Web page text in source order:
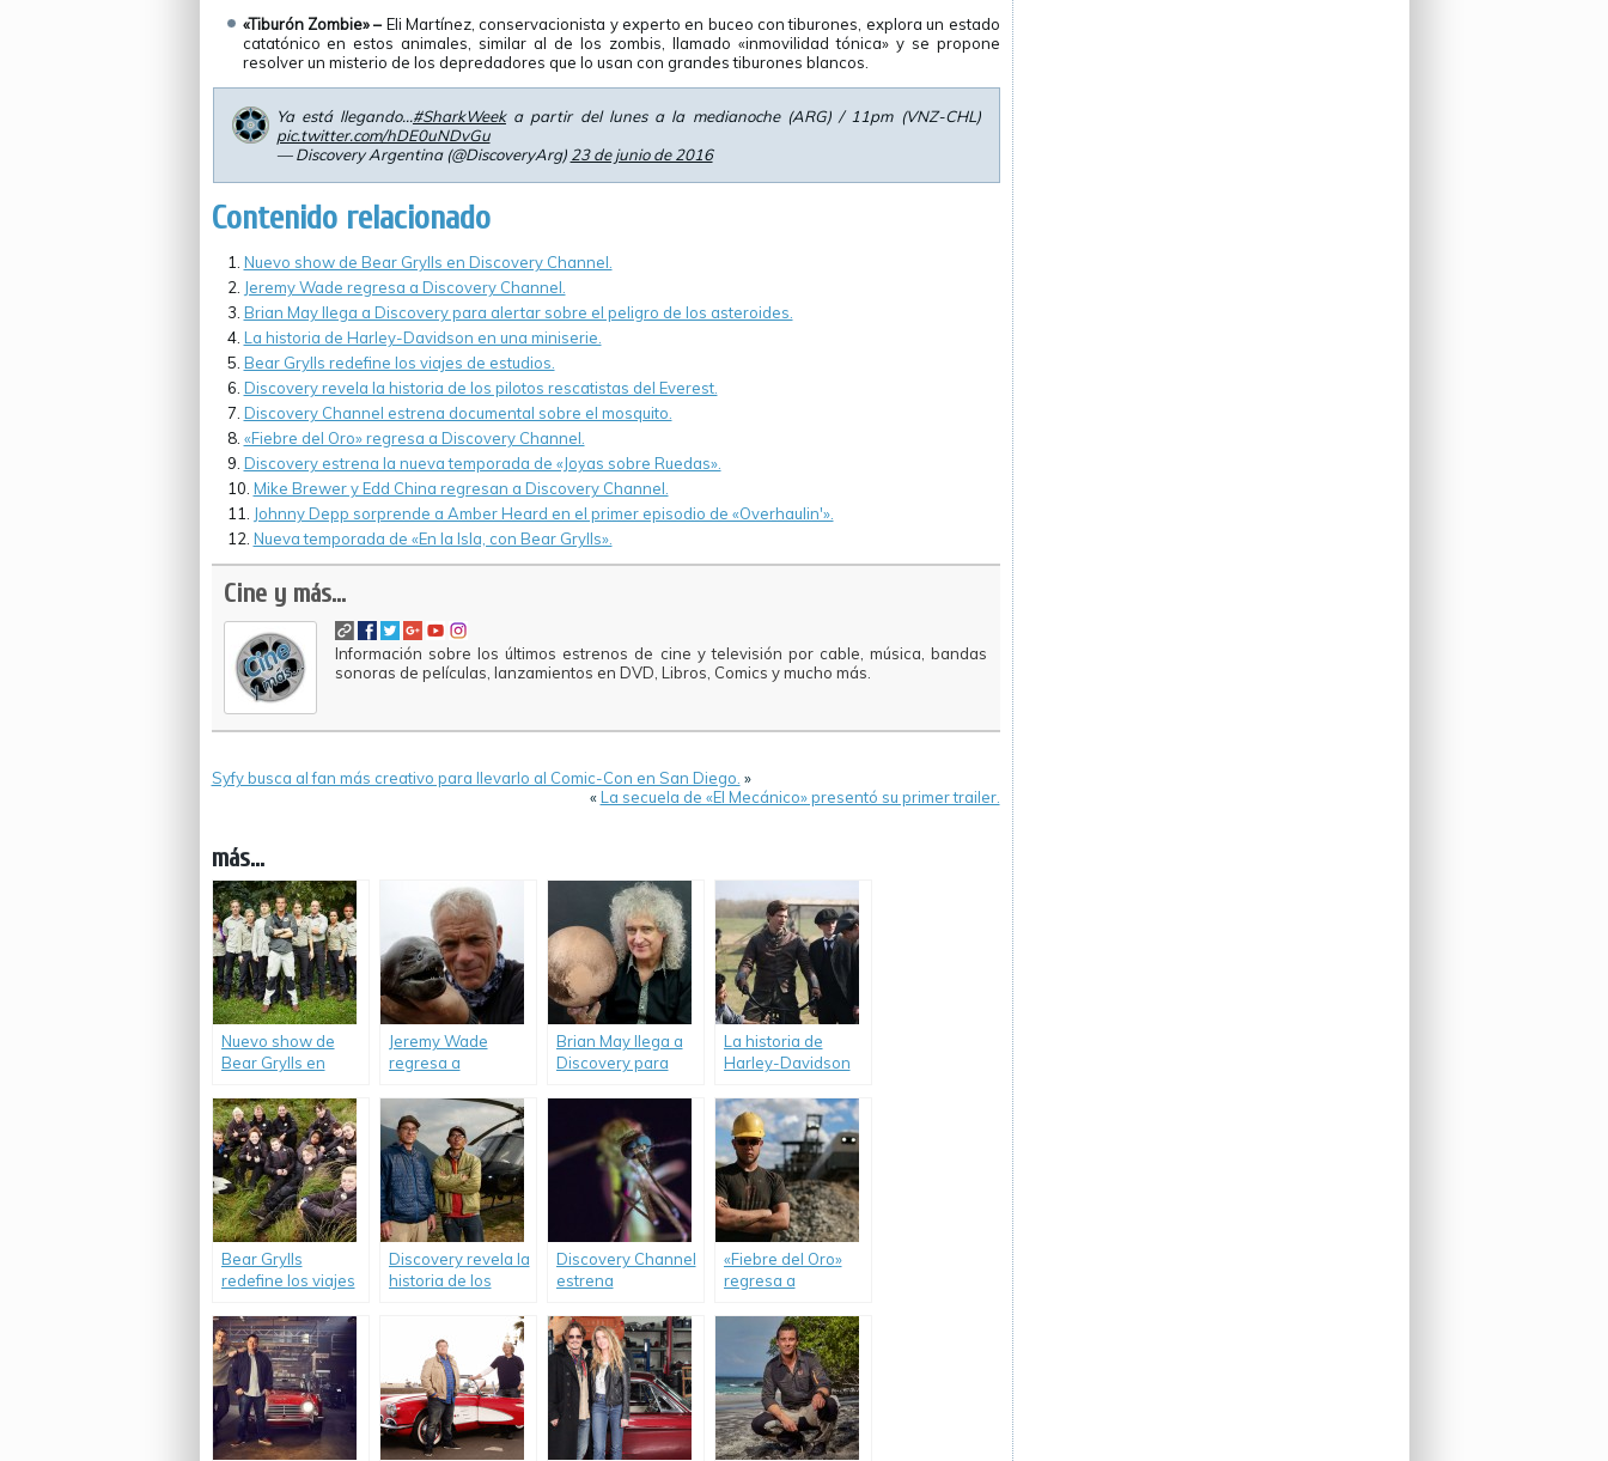
«Tiburón Zombie» – Eli Martínez, conservacionista y experto en buceo con tiburones, explora un estado
catatónico en estos animales, similar al de los zombis, llamado «inmovilidad tónica» y se propone
resolver un misterio de los depredadores que lo usan con grandes tiburones blancos.
Ya está llegando…#SharkWeeka partir del lunes a la medianoche (ARG) / 11pm (VNZ-CHL)
pic.twitter.com/hDE0uNDvGu
— Discovery Argentina (@DiscoveryArg) 23 de junio de 2016
Contenido relacionado
Nuevo show de Bear Grylls en Discovery Channel.
Jeremy Wade regresa a Discovery Channel.
Brian May llega a Discovery para alertar sobre el peligro de los asteroides.
La historia de Harley-Davidson en una miniserie.
Bear Grylls redefine los viajes de estudios.
Discovery revela la historia de los pilotos rescatistas del Everest.
Discovery Channel estrena documental sobre el mosquito.
«Fiebre del Oro» regresa a Discovery Channel.
Discovery estrena la nueva temporada de «Joyas sobre Ruedas».
Mike Brewer y Edd China regresan a Discovery Channel.
Johnny Depp sorprende a Amber Heard en el primer episodio de «Overhaulin'».
Nueva temporada de «En la Isla, con Bear Grylls».
Cine y más...
Información sobre los últimos estrenos de cine y televisión por cable, música, bandas
sonoras de películas, lanzamientos en DVD, Libros, Comics y mucho más.
Syfy busca al fan más creativo para llevarlo al Comic-Con en San Diego. »
«La secuela de «El Mecánico» presentó su primer trailer.
más...
Nuevo show de
Bear Grylls en
Jeremy Wade
regresa a
Brian May llega a
Discovery para
asteroides.
La historia de
Harley-Davidson
Bear Grylls
redefine los viajes
Discovery revela la
historia de los
Discovery Channel
estrena
el mosquito.
«Fiebre del Oro»
regresa a